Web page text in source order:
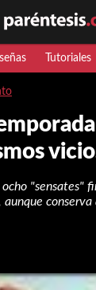
Tutoriales
"sensates"
aunque conserva